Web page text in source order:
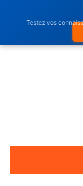
Testez vos